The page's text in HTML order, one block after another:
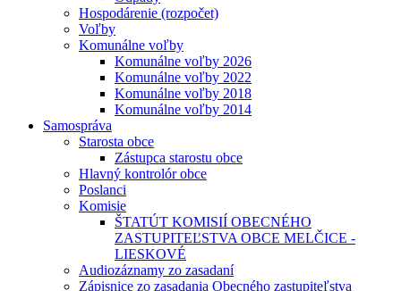
Hospodárenie (rozpočet)
Voľby
Komunálne voľby
Komunálne voľby 2026
Komunálne voľby 2022
Komunálne voľby 2018
Komunálne voľby 2014
Samospráva
Starosta obce
Zástupca starostu obce
Hlavný kontrolór obce
Poslanci
Komisie
ŠTATÚT KOMISIÍ OBECNÉHO
ZASTUPITEĽSTVA OBCE MELČICE -
LIESKOVÉ
Audiozáznamy zo zasadaní
Zápisnice zo zasadania Obecného zastupiteľstva